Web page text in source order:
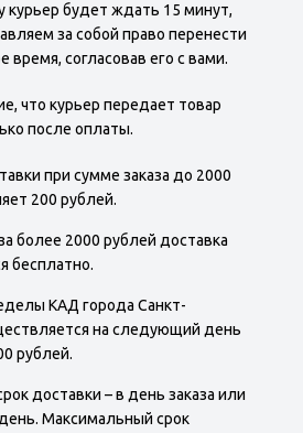
курьер будет ждать 15 минут,
за собой право перенести
время, согласовав его с вами.
что курьер передает товар
после оплаты.
при сумме заказа до 2000
200 рублей.
более 2000 рублей доставка
бесплатно.
КАД города Санкт-
на следующий день
рублей.
доставки – в день заказа или
Максимальный срок